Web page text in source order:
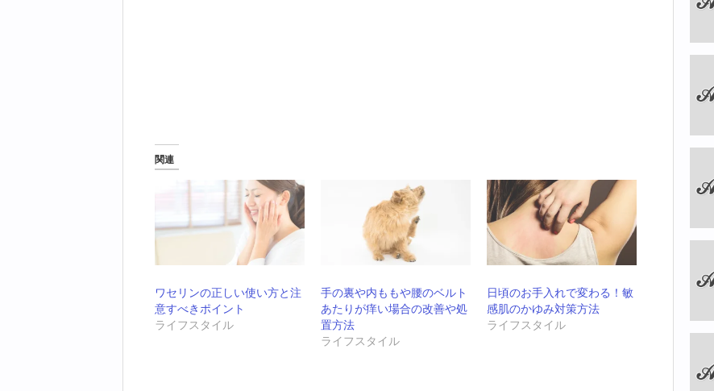
関連
ワセリンの正しい使い方と注
意すべきポイント
ライフスタイル
手の裏や内ももや腰のベルト
あたりが痒い場合の改善や処
置方法
ライフスタイル
日頃のお手入れで変わる！敏
感肌のかゆみ対策方法
ライフスタイル